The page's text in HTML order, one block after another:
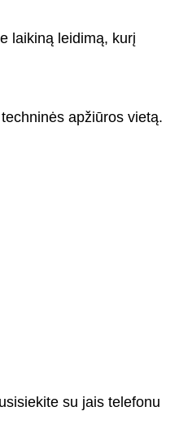
laikiną leidimą, kurį
apžiūros vietą.
su jais telefonu